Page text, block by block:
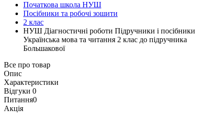
Початкова школа НУШ
Посібники та робочі зошити
2 клас
НУШ Діагностичні роботи Пiдручники i посiбники
Українська мова та читання 2 клас до підручника
Большакової
Все про товар
Опис
Характеристики
Відгуки 0
Питання0
Акція